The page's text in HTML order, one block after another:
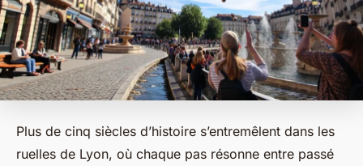
Plus de cinq siècles d’histoire s’entremêlent dans les
ruelles de Lyon, où chaque pas résonne entre passé